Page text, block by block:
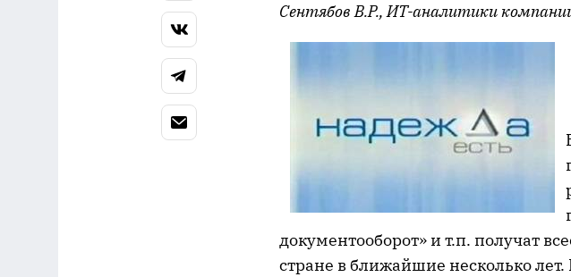
Сентябов В.Р., ИТ-аналитики
документооборот» и т.п. получат
стране в ближайшие несколько